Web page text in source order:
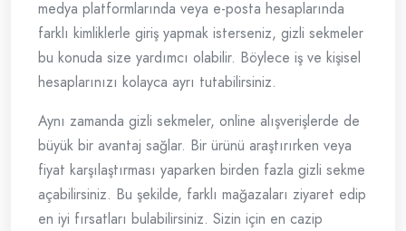
medya platformlarında veya e-posta hesaplarında
farklı kimliklerle giriş yapmak isterseniz, gizli sekmeler
bu konuda size yardımcı olabilir. Böylece iş ve kişisel
hesaplarınızı kolayca ayrı tutabilirsiniz.
Aynı zamanda gizli sekmeler, online alışverişlerde de
büyük bir avantaj sağlar. Bir ürünü araştırırken veya
fiyat karşılaştırması yaparken birden fazla gizli sekme
açabilirsiniz. Bu şekilde, farklı mağazaları ziyaret edip
en iyi fırsatları bulabilirsiniz. Sizin için en cazip